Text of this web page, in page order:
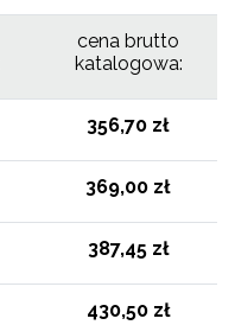
cena brutto
katalogowa:
356,70 zł
369,00 zł
387,45 zł
430,50 zł